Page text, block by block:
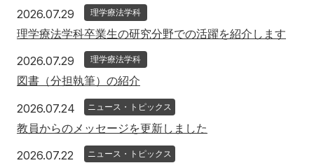
2026.07.29 2026年7月29日
理学療法学科
理学療法学科卒業生の研究分野での活躍を紹介します
2026.07.29 2026年7月29日
理学療法学科
図書（分担執筆）の紹介
2026.07.24 2026年7月24日
ニュース・トピックス
教員からのメッセージを更新しました
2026.07.22 2026年7月22日
ニュース・トピックス